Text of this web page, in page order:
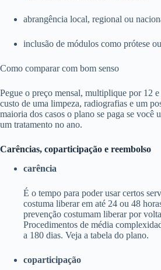
abrangência local, regional ou
inclusão de módulos como prótese
Como comparar com bom senso
Pegue o preço mensal, multiplique por 12
custo de uma limpeza, radiografias e um
maioria dos casos o plano se paga se você
um tratamento no ano.
Carências, coparticipação e reembolso
carência
É o tempo para poder usar certos
costuma liberar em até 24 ou 48
prevenção costumam liberar por
Procedimentos de média
a 180 dias. Veja a tabela do plano.
coparticipação